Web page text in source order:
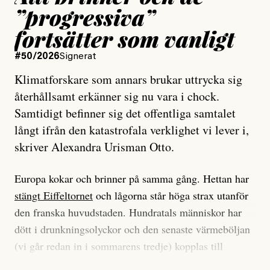
”progressiva”
fortsätter som vanligt
#50/2026Signerat
Klimatforskare som annars brukar uttrycka sig
återhållsamt erkänner sig nu vara i chock.
Samtidigt befinner sig det offentliga samtalet
långt ifrån den katastrofala verklighet vi lever i,
skriver Alexandra Urisman Otto.
Europa kokar och brinner på samma gång. Hettan har
stängt Eiffeltornet och lågorna står höga strax utanför
den franska huvudstaden. Hundratals människor har
dött i drunkningsolyckor och den senaste värmeböljan
(vi går redan in i sommarens tredje) kopplas till